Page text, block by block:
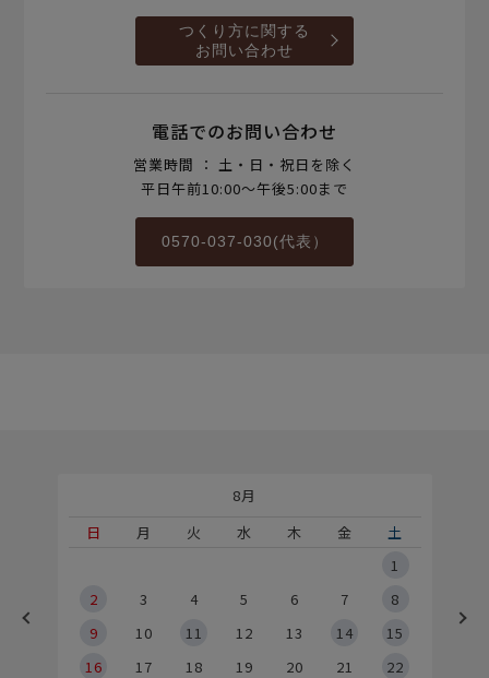
つくり方に関する
お問い合わせ
電話でのお問い合わせ
営業時間 ： 土・日・祝日を除く
平日午前10:00～午後5:00まで
0570-037-030(代表）
8月
日
月 火 水 木 金
土
1
2
3 4 5 6 7
8
9
10 11 12 13 14
15
16
17 18 19 20 21
22